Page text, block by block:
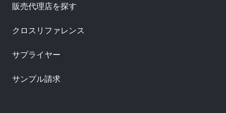
販売代理店を探す
クロスリファレンス
サプライヤー
サンプル請求